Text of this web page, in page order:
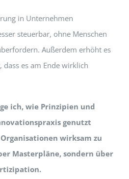
in Unternehmen
steuerbar, ohne Menschen
Außerdem erhöht es
es am Ende wirklich
ich, wie Prinzipien und
genutzt
wirksam zu
Masterpläne, sondern über